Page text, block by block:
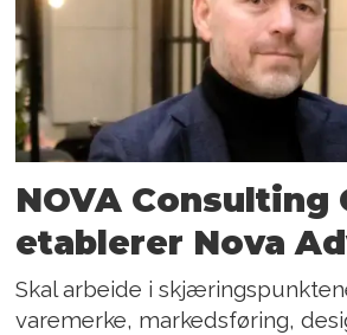
NOVA Consulting
etablerer Nova
Skal arbeide i
varemerke, markedsføring,